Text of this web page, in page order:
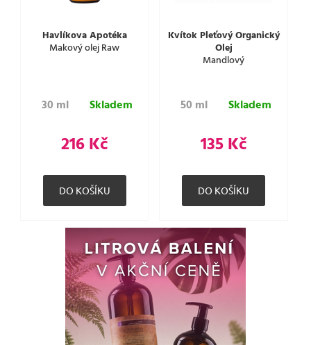
Havlíkova Apotéka
Makový olej Raw
30 ml Skladem
216 Kč
Kvítok Pleťový Organický
Olej
Mandlový
50 ml Skladem
135 Kč